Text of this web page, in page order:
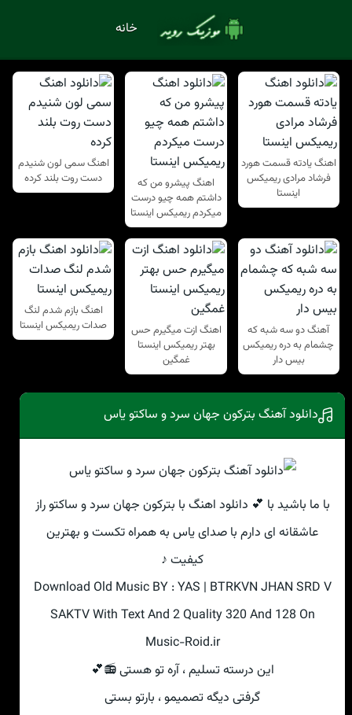
خانه
اهنگ یادته قسمت هورد
فرشاد مرادی ریمیکس
اینستا
اهنگ پیشرو من که
داشتم همه چیو درست
میکردم ریمیکس اینستا
اهنگ سمی لون شنیدم
دست روت بلند کرده
آهنگ دو سه شبه که
چشمام به دره ریمیکس
بیس دار
اهنگ ازت میگیرم حس
بهتر ریمیکس اینستا
غمگین
اهنگ بازم شدم لنگ
صدات ریمیکس اینستا
دانلود آهنگ بترکون جهان سرد و ساکتو یاس
با ما باشید با 💕 دانلود اهنگ با بترکون جهان سرد و ساکتو راز
عاشقانه ای دارم با صدای یاس به همراه تکست و بهترین
کیفیت ♪
Download Old Music BY : YAS | BTRKVN JHAN SRD V
SAKTV With Text And 2 Quality 320 And 128 On
Music-Roid.ir
این درسته تسلیم ، آره تو هستی 📻💕
گرفتی دیگه تصمیمو ، بارتو بستی